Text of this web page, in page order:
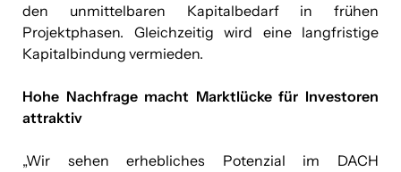
den unmittelbaren Kapitalbedarf in frühen
Projektphasen. Gleichzeitig wird eine langfristige
Kapitalbindung vermieden.
Hohe Nachfrage macht Marktlücke für Investoren
attraktiv
„Wir sehen erhebliches Potenzial im DACH